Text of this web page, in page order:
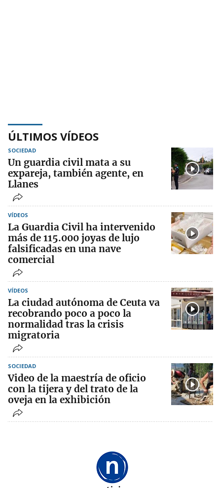
ÚLTIMOS VÍDEOS
SOCIEDAD
Un guardia civil mata a su
expareja, también agente, en
Llanes
VÍDEOS
La Guardia Civil ha intervenido
más de 115.000 joyas de lujo
falsificadas en una nave
comercial
VÍDEOS
La ciudad autónoma de Ceuta va
recobrando poco a poco la
normalidad tras la crisis
migratoria
SOCIEDAD
Video de la maestría de oficio
con la tijera y del trato de la
oveja en la exhibición